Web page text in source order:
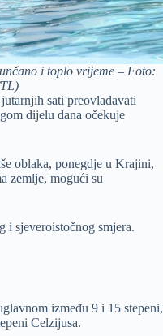
i toplo vrijeme – Foto:
sati preovladavati
dijelu dana očekuje
oblaka, ponegdje u Krajini,
zemlje, mogući su
i sjeveroistočnog smjera.
između 9 i 15 stepeni,
Celzijusa.